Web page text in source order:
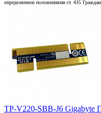
определяемом положениями ст. 435
TP-V220-SBB-J6 Gigabyte